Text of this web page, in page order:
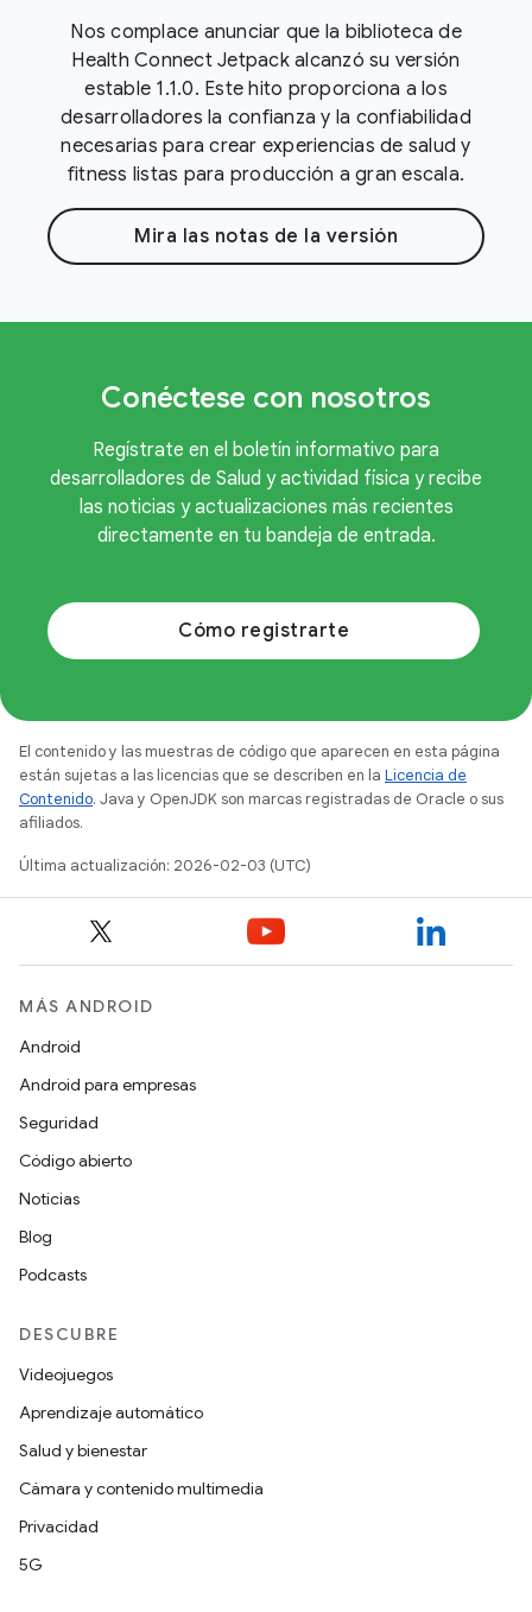
Nos complace anunciar que la biblioteca de
Health Connect Jetpack alcanzó su versión
estable 1.1.0. Este hito proporciona a los
desarrolladores la confianza y la confiabilidad
necesarias para crear experiencias de salud y
fitness listas para producción a gran escala.
Mira las notas de la versión
Conéctese con nosotros
Regístrate en el boletín informativo para
desarrolladores de Salud y actividad física y recibe
las noticias y actualizaciones más recientes
directamente en tu bandeja de entrada.
Cómo registrarte
El contenido y las muestras de código que aparecen en esta página
están sujetas a las licencias que se describen en la Licencia de
Contenido. Java y OpenJDK son marcas registradas de Oracle o sus
afiliados.
Última actualización: 2026-02-03 (UTC)
MÁS ANDROID
Android
Android para empresas
Seguridad
Código abierto
Noticias
Blog
Podcasts
DESCUBRE
Videojuegos
Aprendizaje automático
Salud y bienestar
Cámara y contenido multimedia
Privacidad
5G